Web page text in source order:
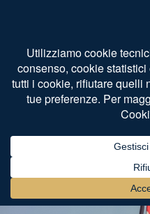
Societario Internazionale
Croazia
semplificata
Avv. Daniele Bertaggia